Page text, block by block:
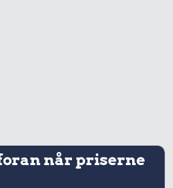
kr. Rugbrød
når priserne